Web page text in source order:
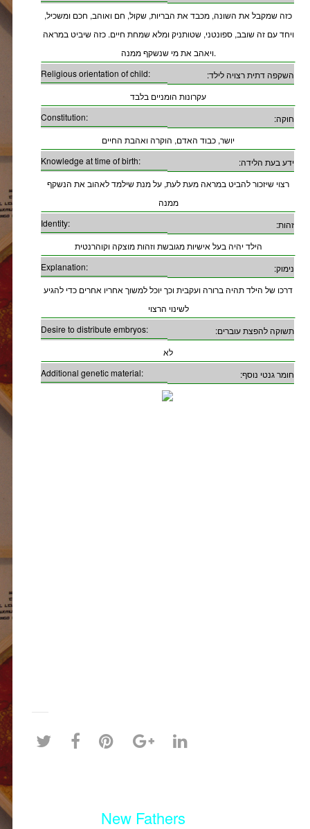
כזה שמקבל את השונה, מכבד את הבריות, שקול, חם ואוהב, חכם ומשכיל,
ויחד עם זה שובב, ספונטני, שטותניק ומלא שמחת חיים. כזה שיביט במראה
ויאהב את מי שנשקף ממנה.
Religious orientation of child:
השקפה דתית רצויה לילד:
עקרונות הומניים בלבד
Constitution:
חוקה:
יושר, כבוד האדם, הוקרה ואהבת החיים
Knowledge at time of birth:
ידע בעת הלידה:
רצוי שיזכור להביט במראה מעת לעת, על מנת שילמד לאהוב את הנשקף
ממנה
Identity:
זהות:
הילד יהיה בעל אישיות מגובשת וזהות מוצקה וקוהרנטית
Explanation:
נימוק:
דרכו של הילד תהיה ברורה ועקבית וכך יוכל למשוך אחריו אחרים כדי להגיע
לשינוי הרצוי
Desire to distribute embryos:
תשוקה להפצת עוברים:
לא
Additional genetic material:
חומר גנטי נוסף:
New Fathers